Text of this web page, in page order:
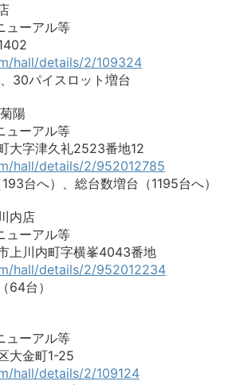
ューアル等
hall/details/2/109324
30パイスロット増台
陽
ューアル等
大字津久礼2523番地12
hall/details/2/952012785
台へ）、総台数増台（1195台へ）
内店
ューアル等
上川内町字横峯4043番地
hall/details/2/952012234
64台）
ューアル等
大金町1-25
hall/details/2/109124